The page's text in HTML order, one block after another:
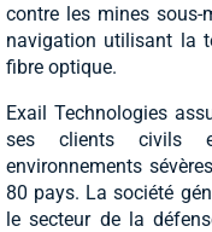
contre les mines sous-
navigation utilisant la
fibre optique.
Exail Technologies
ses clients civils
environnements
80 pays. La société
le secteur de la